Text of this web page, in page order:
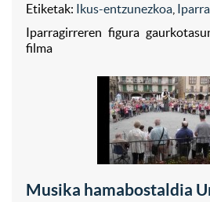
Etiketak: Ikus-entzunezkoa
Iparragirreren figura
filma
Musika hamabostaldia